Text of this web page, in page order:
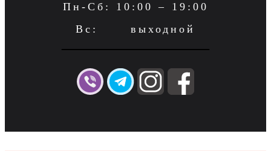
Пн-Сб: 10:00 – 19:00
Вс: выходной